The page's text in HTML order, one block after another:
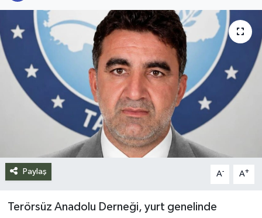
Paylaş A- A+
Terörsüz Anadolu Derneği, yurt genelinde
Siyaset
Spor
Teknoloji
Yazarlar